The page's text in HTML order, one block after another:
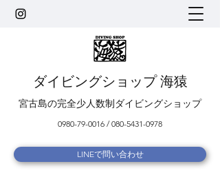
ダイビングショップ 海猿
宮古島の完全少人数制ダイビングショップ
0980-79-0016 /080-5431-0978
LINEで問い合わせ